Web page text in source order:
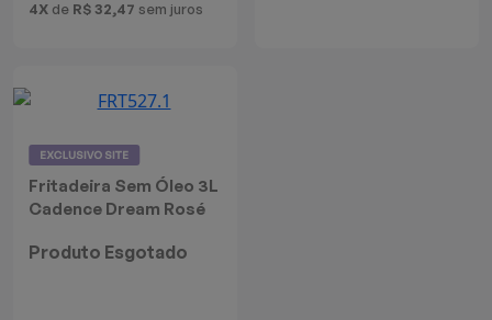
4X de R$ 32,47 sem juros
Fritadeira Sem Óleo 3L
Cadence Dream Rosé
Produto Esgotado